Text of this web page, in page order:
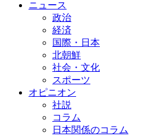
ニュース
政治
経済
国際・日本
北朝鮮
社会・文化
スポーツ
オピニオン
社説
コラム
日本関係のコラム